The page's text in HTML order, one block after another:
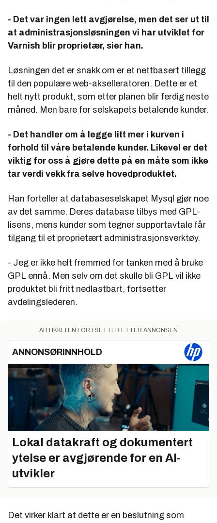
- Det var ingen lett avgjørelse, men det ser ut til
at administrasjonsløsningen vi har utviklet for
Varnish blir proprietær, sier han.
Løsningen det er snakk om er et nettbasert tillegg
til den populære web-akselleratoren. Dette er et
helt nytt produkt, som etter planen blir ferdig neste
måned. Men bare for selskapets betalende kunder.
- Det handler om å legge litt mer i kurven i
forhold til våre betalende kunder. Likevel er det
viktig for oss å gjøre dette på en måte som ikke
tar verdi vekk fra selve hovedproduktet.
Han forteller at databaseselskapet Mysql gjør noe
av det samme. Deres database tilbys med GPL-
lisens, mens kunder som tegner supportavtale får
tilgang til et proprietært administrasjonsverktøy.
- Jeg er ikke helt fremmed for tanken med å bruke
GPL ennå. Men selv om det skulle bli GPL vil ikke
produktet bli fritt nedlastbart, fortsetter
avdelingslederen.
ARTIKKELEN FORTSETTER ETTER ANNONSEN
ANNONSØRINNHOLD
Lokal datakraft og dokumentert
ytelse er avgjørende for en AI-
utvikler
Det virker klart at dette er en beslutning som